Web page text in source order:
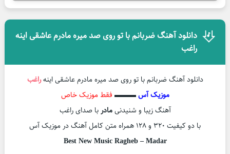
دانلود آهنگ ضربانم با تو روی صد میره مادرم عاشقی اینه
راغب
دانلود آهنگ ضربانم با تو روی صد میره مادرم عاشقی اینهراغب
موزیک آس▬▬▬ فقط موزیک خاص
آهنگ زیبا و شنیدنیمادربا صدای راغب
با دو کیفیت ۳۲۰ و ۱۲۸ همراه متن کامل آهنگ در موزیک آس
Best New Music Ragheb – Madar